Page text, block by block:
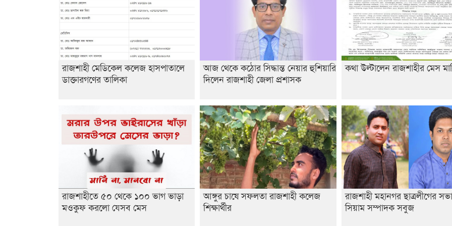
রাজশাহী মেডিকেল কলেজ হাসপাতালে
ডাক্তারগণের তালিকা
আজ থেকে কঠোর সিদ্ধান্ত নেয়ার হুশিয়ারি
দিলেন রাজশাহী জেলা প্রশাসক
কথা উল্টালেন রাজশাহীর মেস
রাজশাহীতে ৫০ থেকে ১০০ ভাগ ভাড়া
মওকুফ করলো যেসব মেস
আঙ্গুর চাষে সফলতা রাজশাহী কলেজ
শিক্ষার্থীর
রাজশাহী মহানগর ছাত্রলীগের
সিয়াম সম্পাদক সবুজ